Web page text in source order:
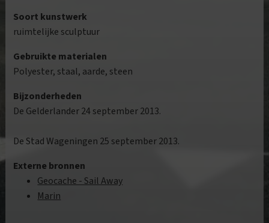
Soort kunstwerk
ruimtelijke sculptuur
Gebruikte materialen
Polyester, staal, aarde, steen
Bijzonderheden
De Gelderlander 24 september 2013.
De Stad Wageningen 25 september 2013.
Externe bronnen
Geocache - Sail Away
Marin